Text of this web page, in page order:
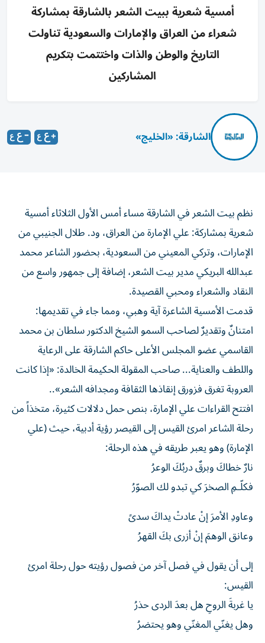
أمسية شعرية ببيت الشعر بالشارقة بمشاركة
شعراء من العراق والإمارات والسعودية تناولت
التاريخ والوطن والذات واختتمت بتكريم
المشاركين
الشارقة: «الخليج»
نظم بيت الشعر في الشارقة مساء أمس الأول الثلاثاء أمسية
شعرية بمشاركة: علي الإمارة من العراق، ود. طلال الجنيبي من
الإمارات، وتركي المعيني من السعودية، بحضور الشاعر محمد
عبدالله البريكي مدير بيت الشعر، إضافة إلى جمهور واسع من
النقاد والشعراء ومحبي القصيدة.
قدمت الأمسية الشاعرة آية وهبي، ومما جاء في تقديمها:
امتنانٌ وتقديرٌ لصاحب السمو الشيخ الدكتور سلطان بن محمد
القاسمي عضو المجلس الأعلى حاكم الشارقة على الرعاية
واللطف والعناية... صاحب المقولة الحكيمة الخالدة: «إذا كانت
العروبة تغرق فزورق إنقاذها الثقافة ومجدافه الشعر»..
افتتح القراءات علي الإمارة، بنص حمل دلالات كثيرة، متخذاً من
رحلة الشاعر امرئ القيس إلى القيصر رؤية أدبية، حيث (علي
الإمارة) وهو يعبر طريقه في هذه الرحلة:
نارٌ خطاكَ وبرقٌ دربُكَ الوعرُ
فكلّـمِ الصخرَ كي تبدو لك الصوّرُ
وعاودِ الأمرَ إنْ عادتْ يداكَ سدىً
وعانق الوهمَ إنْ أزرى بكَ القهرُ
إلى أن يقول في فصل آخر من فصول رؤيته حول رحلة امرئ
القيس:
يا غربةَ الروحِ هل بعدَ الردى حذرُ
وهل يغنّي المغنّي وهو يحتضرُ